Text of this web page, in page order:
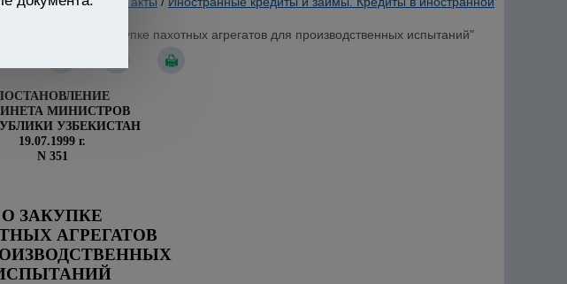
г. N 351 "О закупке пахотных агрегатов для производственных испытаний"
МИНИСТРОВ
УЗБЕКИСТАН
19.07.1999 г.
N 351
О ЗАКУПКЕ
АГРЕГАТОВ